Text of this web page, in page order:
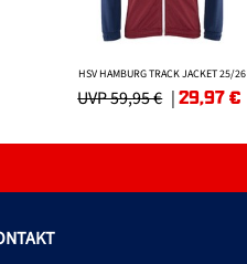
HSV HAMBURG TRACK JACKET 25/26
UVP 59,95 € |29,97€